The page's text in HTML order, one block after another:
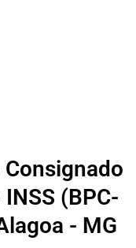
(BPC-
- MG